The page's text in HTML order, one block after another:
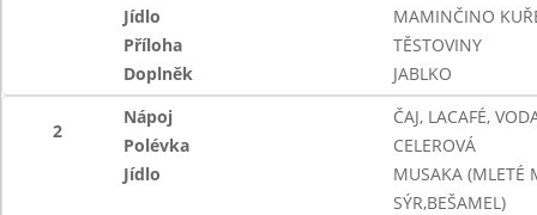
Jídlo
MAMINČINO
Příloha
TĚSTOVINY
Doplněk
JABLKO
2
Nápoj
ČAJ, LACAFÉ,
Polévka
CELEROVÁ
Jídlo
MUSAKA (MLETÉ
SÝR,BEŠAMEL)